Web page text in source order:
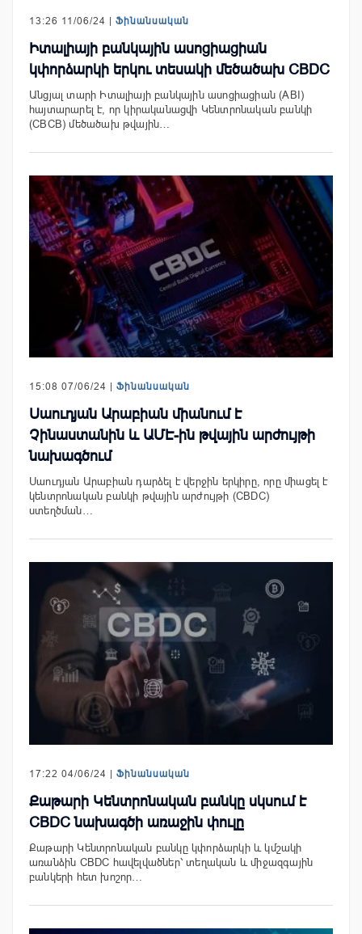
13:26 11/06/24 | Ֆինանսական
Իտալիայի բանկային ասոցիացիան
կփորձարկի երկու տեսակի մեծածախ CBDC
Անցյալ տարի Իտալիայի բանկային ասոցիացիան (ABI)
հայտարարել է, որ կիրականացվի Կենտրոնական բանկի
(CBCB) մեծածախ թվային…
15:08 07/06/24 | Ֆինանսական
Սաուդյան Արաբիան միանում է
Չինաստանին և ԱՄԷ-ին թվային արժույթի
նախագծում
Սաուդյան Արաբիան դարձել է վերջին երկիրը, որը միացել է
կենտրոնական բանկի թվային արժույթի (CBDC)
ստեղծման…
17:22 04/06/24 | Ֆինանսական
Քաթարի Կենտրոնական բանկը սկսում է
CBDC նախագծի առաջին փուլը
Քաթարի Կենտրոնական բանկը կփորձարկի և կմշակի
առանձին CBDC հավելվածներ՝ տեղական և միջազգային
բանկերի հետ խոշոր…